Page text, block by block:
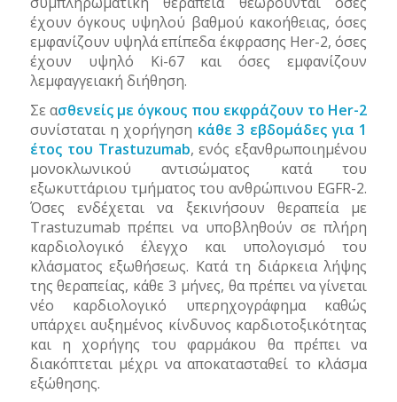
έχουν όγκους υψηλού βαθμού κακοήθειας, όσες
εμφανίζουν υψηλά επίπεδα έκφρασης Her-2, όσες
έχουν υψηλό Ki-67 και όσες εμφανίζουν
λεμφαγγειακή διήθηση.
Σε ασθενείς με όγκους που εκφράζουν το Her-2
συνίσταται η χορήγηση κάθε 3 εβδομάδες για 1
έτος του Trastuzumab, ενός εξανθρωποιημένου
μονοκλωνικού αντισώματος κατά του
εξωκυττάριου τμήματος του ανθρώπινου EGFR-2.
Όσες ενδέχεται να ξεκινήσουν θεραπεία με
Trastuzumab πρέπει να υποβληθούν σε πλήρη
καρδιολογικό έλεγχο και υπολογισμό του
κλάσματος εξωθήσεως. Κατά τη διάρκεια λήψης
της θεραπείας, κάθε 3 μήνες, θα πρέπει να γίνεται
νέο καρδιολογικό υπερηχογράφημα καθώς
υπάρχει αυξημένος κίνδυνος καρδιοτοξικότητας
και η χορήγης του φαρμάκου θα πρέπει να
διακόπτεται μέχρι να αποκατασταθεί το κλάσμα
εξώθησης.